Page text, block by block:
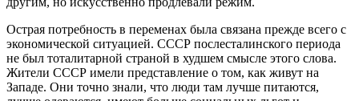
Острая потребность в переменах была связана прежде всего с
экономической ситуацией. СССР послесталинского периода
не был тоталитарной страной в худшем смысле этого слова.
Жители СССР имели представление о том, как живут на
Западе. Они точно знали, что люди там лучше питаются,